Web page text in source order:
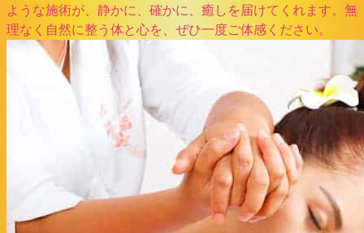
ような施術が、静かに、確かに、癒しを届けてくれます。無
理なく自然に整う体と心を、ぜひ一度ご体感ください。